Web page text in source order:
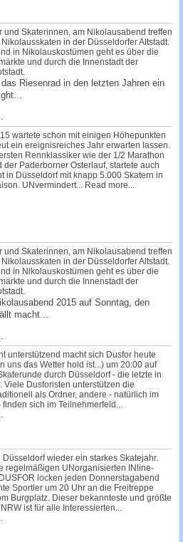
und Skaterinnen, am Nikolausabend treffen
in der Düsseldorfer Altstadt.
in Nikolauskostümen geht es über die
und durch die Innenstadt der
Riesenrad in den letzten Jahren ein
wartete schon mit einigen Höhepunkten
ein ereignisreiches Jahr erwarten lassen.
Rennklassiker wie der 1/2 Marathon
der Paderborner Osterlauf, startete auch
in Düsseldorf mit knapp 5.000 Skatern in
UNvermindert... Read more...
und Skaterinnen, am Nikolausabend treffen
in der Düsseldorfer Altstadt.
in Nikolauskostümen geht es über die
und durch die Innenstadt der
2015 auf Sonntag, den
macht...
unterstützend macht sich Dusfor heute
uns das Wetter hold ist...) um 20:00 auf
durch Düsseldorf - die letzte in
Viele Dusforisten unterstützen die
als Ordner, andere - natürlich im
finden sich im Teilnehmerfeld...
wieder ein starkes Skatejahr.
regelmäßigen UNorganisierten INline-
locken jeden Donnerstagabend
Sportler um 20 Uhr an die Freitreppe
Burgplatz. Dieser bekannteste und größte
ist für alle Interessierten...